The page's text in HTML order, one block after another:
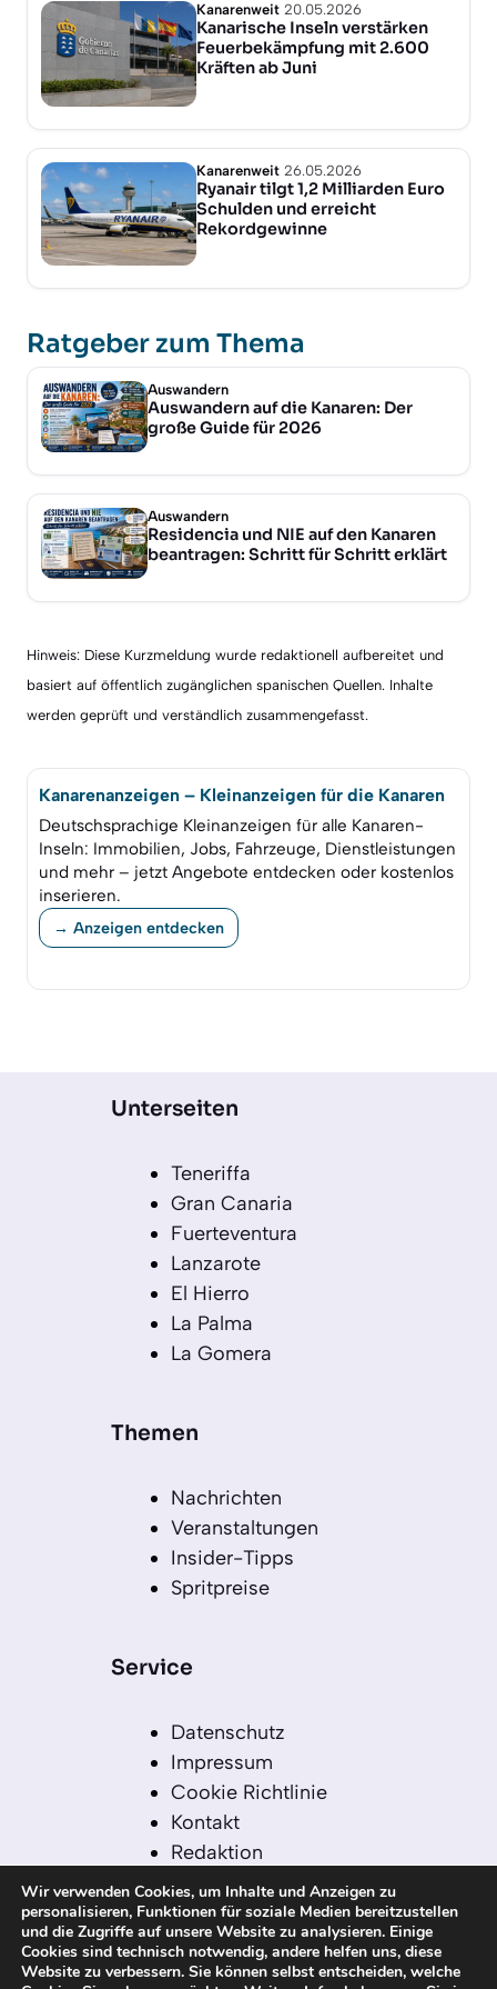
Kanarenweit 20.05.2026
Kanarische Inseln verstärken
Feuerbekämpfung mit 2.600
Kräften ab Juni
Kanarenweit 26.05.2026
Ryanair tilgt 1,2 Milliarden Euro
Schulden und erreicht
Rekordgewinne
Ratgeber zum Thema
Auswandern
Auswandern auf die Kanaren: Der
große Guide für 2026
Auswandern
Residencia und NIE auf den Kanaren
beantragen: Schritt für Schritt erklärt
Hinweis: Diese Kurzmeldung wurde redaktionell aufbereitet und
basiert auf öffentlich zugänglichen spanischen Quellen. Inhalte
werden geprüft und verständlich zusammengefasst.
Kanarenanzeigen – Kleinanzeigen für die Kanaren
Deutschsprachige Kleinanzeigen für alle Kanaren-
Inseln: Immobilien, Jobs, Fahrzeuge, Dienstleistungen
und mehr – jetzt Angebote entdecken oder kostenlos
inserieren.
→ Anzeigen entdecken
Unterseiten
Teneriffa
Gran Canaria
Fuerteventura
Lanzarote
El Hierro
La Palma
La Gomera
Themen
Nachrichten
Veranstaltungen
Insider-Tipps
Spritpreise
Service
Datenschutz
Impressum
Cookie Richtlinie
Kontakt
Redaktion
Redaktionelle Leitlinien
Sitemap
Einsatz von KI in der
Redaktion
Wir verwenden Cookies, um Inhalte und Anzeigen zu
personalisieren, Funktionen für soziale Medien bereitzustellen
und die Zugriffe auf unsere Website zu analysieren. Einige
Cookies sind technisch notwendig, andere helfen uns, diese
Website zu verbessern. Sie können selbst entscheiden, welche